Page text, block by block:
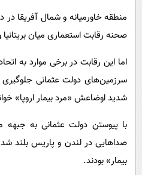
منطقه خاورمیانه و شمال آفریقا
صحنه رقابت استعماری میان بریتانیا
اما این رقابت در برخی موارد به
سرزمین‌های دولت عثمانی
شدید اوضاعش «مرد بیمار اروپا»
با پیوستن دولت عثمانی به جبهه
صداهایی در لندن و پاریس بلند
بیمار» بودند.